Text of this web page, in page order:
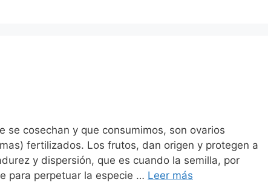
se cosechan y que consumimos, son ovarios
fertilizados. Los frutos, dan origen y protegen a
y dispersión, que es cuando la semilla, por
para perpetuar la especie … Leer más